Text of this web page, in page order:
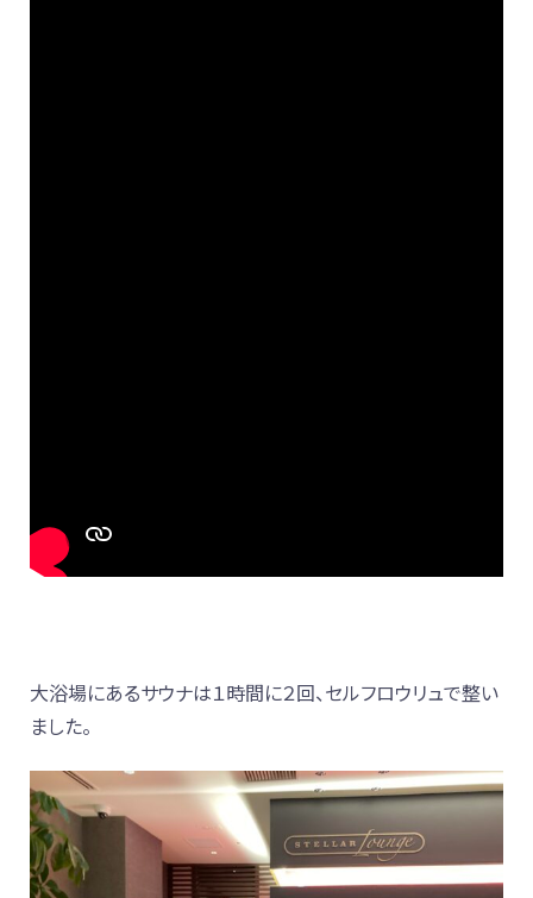
大浴場にあるサウナは１時間に２回、セルフロウリュで整い
ました。